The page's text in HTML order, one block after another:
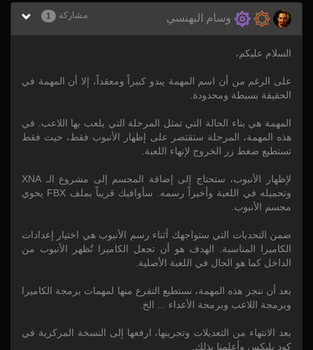
وسام البهنسي مشاركة 1
السلام عليكم،
على الرغم من أن اسم المهمة يبدو كبيراً ومعقداً، إلا أن المهمة في
الحقيقة بسيطة ومحدودة.
المهمة هي بناء الحالة التي تمثل المرحلة التي يلعب بها اللاعب. في
هذه المهمة، المرحلة ستقتصر على إظهار الأنبوب فقط، حيث فقط
تستطيع ضغط زر الخروج لإنهاء اللعبة.
لإظهار الأنبوب، ستحتاج إلى إضافة المجسم إلى مشروع الـ XNA
وتحميله في اللعبة وأخيراً رسمه. سأوافيك قريباً بملف FBX يحوي
مجسم الأنبوب.
ضمن التحديات التي ستواجهك أثناء رسم الأنبوب هي اختيار إعدادات
الكاميرا المناسبة. الهدف هو أن تجعل الكاميرا تٌظهر الأنبوب من
الداخل كما هو الحال في اللعبة الأصلية.
بعد أن ننجز هذه المهمة، نستطيع التفرع منها لمهمات برمجة الكاميرا
وبرمجة اللاعب وبرمجة الأعداء ... الخ.
بعد الانتهاء من التعديلات وتجريبها، ارفعها إلى النسخة المركزية في
كود بليكس وأعلمنا بذلك.